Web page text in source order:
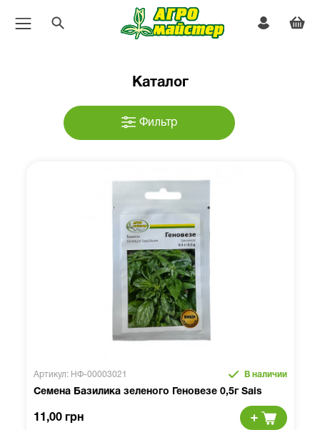
Каталог
Фильтр
Артикул: НФ-00003021 В наличии
Семена Базилика зеленого Геновезе 0,5г Sais
11,00 грн